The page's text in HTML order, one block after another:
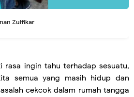
Zulfikar
rasa ingin tahu terhadap sesuatu,
semua yang masih hidup dan
cekcok dalam rumah tangga